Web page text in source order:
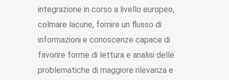
integrazione in corso a livello europeo,
colmare lacune, fornire un flusso di
informazioni e conoscenze capace di
favorire forme di lettura e analisi delle
problematiche di maggiore rilevanza e